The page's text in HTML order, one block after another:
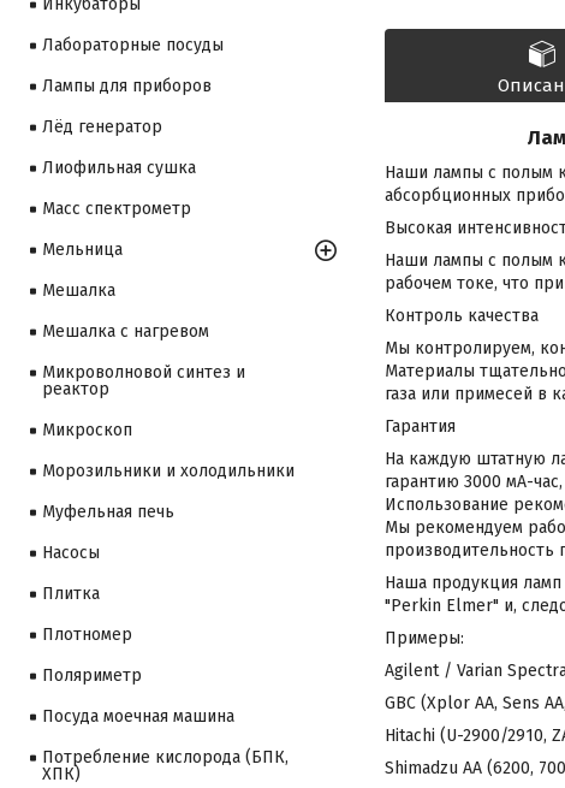
Наши лампы с полым
абсорбционных
Высокая
Наши лампы с полым
рабочем токе, что
Контроль качества
Мы контролируем,
Материалы
газа или примесей в
Гарантия
На каждую штатную
гарантию 3000 мА-
Использование
Мы рекомендуем
производительность
Наша продукция ламп
"Perkin Elmer" и,
Примеры:
Agilent / Varian Spectra
GBC (Xplor AA, Sens
Hitachi (U-2900/2910,
Shimadzu AA (6200,
Инкубаторы
Лабораторные посуды
Лампы для приборов
Лёд генератор
Лиофильная сушка
Масс спектрометр
Мельница
Мешалка
Мешалка с нагревом
Микроволновой синтез и
реактор
Микроскоп
Морозильники и холодильники
Муфельная печь
Насосы
Плитка
Плотномер
Поляриметр
Посуда моечная машина
Потребление кислорода (БПК,
ХПК)